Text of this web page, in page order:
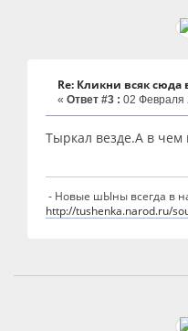
Re: Кликни всяк
« Ответ #3 : 02 Февраля
Тыркал везде.А в чем
- Новые шЫны всегда в
http://tushenka.narod.ru/